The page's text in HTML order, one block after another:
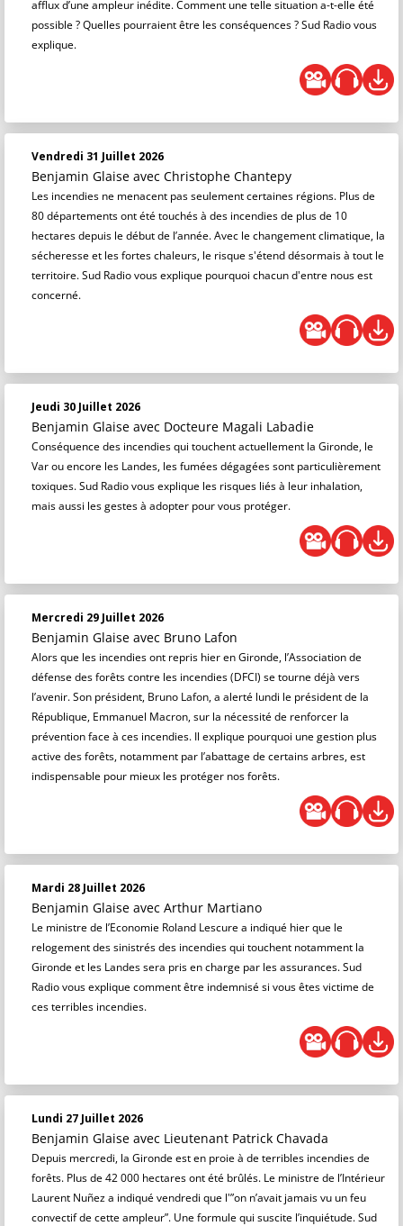
afflux d’une ampleur inédite. Comment une telle situation a-t-elle été
possible ? Quelles pourraient être les conséquences ? Sud Radio vous
explique.
Vendredi 31 Juillet 2026
Benjamin Glaise avec Christophe Chantepy
Les incendies ne menacent pas seulement certaines régions. Plus de
80 départements ont été touchés à des incendies de plus de 10
hectares depuis le début de l’année. Avec le changement climatique, la
sécheresse et les fortes chaleurs, le risque s'étend désormais à tout le
territoire. Sud Radio vous explique pourquoi chacun d'entre nous est
concerné.
Jeudi 30 Juillet 2026
Benjamin Glaise avec Docteure Magali Labadie
Conséquence des incendies qui touchent actuellement la Gironde, le
Var ou encore les Landes, les fumées dégagées sont particulièrement
toxiques. Sud Radio vous explique les risques liés à leur inhalation,
mais aussi les gestes à adopter pour vous protéger.
Mercredi 29 Juillet 2026
Benjamin Glaise avec Bruno Lafon
Alors que les incendies ont repris hier en Gironde, l’Association de
défense des forêts contre les incendies (DFCI) se tourne déjà vers
l’avenir. Son président, Bruno Lafon, a alerté lundi le président de la
République, Emmanuel Macron, sur la nécessité de renforcer la
prévention face à ces incendies. Il explique pourquoi une gestion plus
active des forêts, notamment par l’abattage de certains arbres, est
indispensable pour mieux les protéger nos forêts.
Mardi 28 Juillet 2026
Benjamin Glaise avec Arthur Martiano
Le ministre de l’Economie Roland Lescure a indiqué hier que le
relogement des sinistrés des incendies qui touchent notamment la
Gironde et les Landes sera pris en charge par les assurances. Sud
Radio vous explique comment être indemnisé si vous êtes victime de
ces terribles incendies.
Lundi 27 Juillet 2026
Benjamin Glaise avec Lieutenant Patrick Chavada
Depuis mercredi, la Gironde est en proie à de terribles incendies de
forêts. Plus de 42 000 hectares ont été brûlés. Le ministre de l’Intérieur
Laurent Nuñez a indiqué vendredi que l'”on n’avait jamais vu un feu
convectif de cette ampleur”. Une formule qui suscite l’inquiétude. Sud